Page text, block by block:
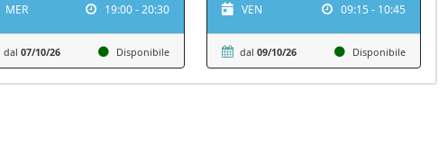
MER 19:00 - 20:30
dal 07/10/26 Disponibile
VEN 09:15 - 10:45
dal 09/10/26 Disponibile